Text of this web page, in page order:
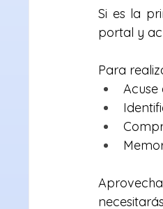
Si es la
portal y
Para
Acuse